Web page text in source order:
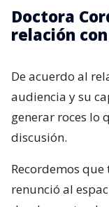
Doctora
relación
De acuerdo al
audiencia y su
generar roces lo
discusión.
Recordemos que
renunció al